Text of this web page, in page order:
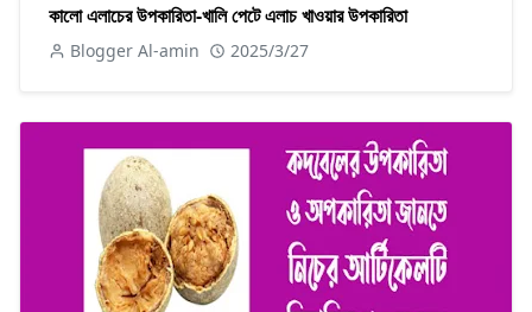
কালো এলাচের উপকারিতা-খালি পেটে এলাচ খাওয়ার উপকারিতা
Blogger Al-amin 2025/3/27